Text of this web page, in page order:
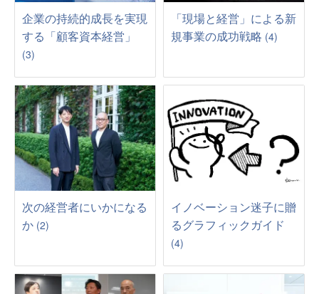
企業の持続的成長を実現
する「顧客資本経営」
(3)
「現場と経営」による新
規事業の成功戦略 (4)
次の経営者にいかになる
か (2)
イノベーション迷子に贈
るグラフィックガイド
(4)